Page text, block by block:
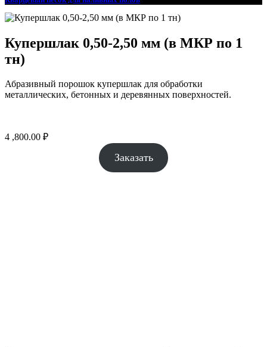
Купершлак 0,50-2,50 мм (в МКР по 1
тн)
Абразивный порошок купершлак для обработки
металлических, бетонных и деревянных поверхностей.
4 ,800.00 ₽
Заказать